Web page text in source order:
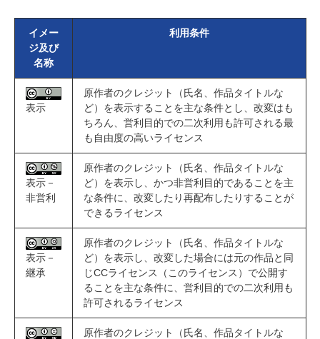
イメー
ジ及び
名称
利用条件
表示
原作者のクレジット（氏名、作品タイトルな
ど）を表示することを主な条件とし、改変はも
ちろん、営利目的での二次利用も許可される最
も自由度の高いライセンス
表示－
非営利
原作者のクレジット（氏名、作品タイトルな
ど）を表示し、かつ非営利目的であることを主
な条件に、改変したり再配布したりすることが
できるライセンス
表示－
継承
原作者のクレジット（氏名、作品タイトルな
ど）を表示し、改変した場合には元の作品と同
じCCライセンス（このライセンス）で公開す
ることを主な条件に、営利目的での二次利用も
許可されるライセンス
原作者のクレジット（氏名、作品タイトルな